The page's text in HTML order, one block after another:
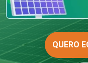
QUERO